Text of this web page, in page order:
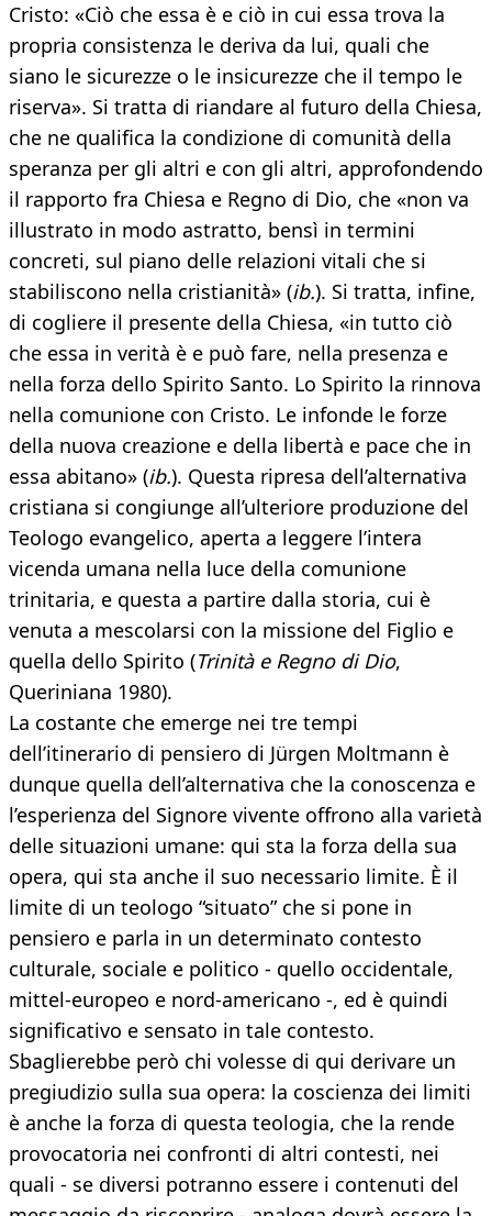
Cristo: «Ciò che essa è e ciò in cui essa trova la
propria consistenza le deriva da lui, quali che
siano le sicurezze o le insicurezze che il tempo le
riserva». Si tratta di riandare al futuro della Chiesa,
che ne qualifica la condizione di comunità della
speranza per gli altri e con gli altri, approfondendo
il rapporto fra Chiesa e Regno di Dio, che «non va
illustrato in modo astratto, bensì in termini
concreti, sul piano delle relazioni vitali che si
stabiliscono nella cristianità» (ib.). Si tratta, infine,
di cogliere il presente della Chiesa, «in tutto ciò
che essa in verità è e può fare, nella presenza e
nella forza dello Spirito Santo. Lo Spirito la rinnova
nella comunione con Cristo. Le infonde le forze
della nuova creazione e della libertà e pace che in
essa abitano» (ib.). Questa ripresa dell’alternativa
cristiana si congiunge all’ulteriore produzione del
Teologo evangelico, aperta a leggere l’intera
vicenda umana nella luce della comunione
trinitaria, e questa a partire dalla storia, cui è
venuta a mescolarsi con la missione del Figlio e
quella dello Spirito (Trinità e Regno di Dio,
Queriniana 1980).
La costante che emerge nei tre tempi
dell’itinerario di pensiero di Jürgen Moltmann è
dunque quella dell’alternativa che la conoscenza e
l’esperienza del Signore vivente offrono alla varietà
delle situazioni umane: qui sta la forza della sua
opera, qui sta anche il suo necessario limite. È il
limite di un teologo “situato” che si pone in
pensiero e parla in un determinato contesto
culturale, sociale e politico - quello occidentale,
mittel-europeo e nord-americano -, ed è quindi
significativo e sensato in tale contesto.
Sbaglierebbe però chi volesse di qui derivare un
pregiudizio sulla sua opera: la coscienza dei limiti
è anche la forza di questa teologia, che la rende
provocatoria nei confronti di altri contesti, nei
quali - se diversi potranno essere i contenuti del